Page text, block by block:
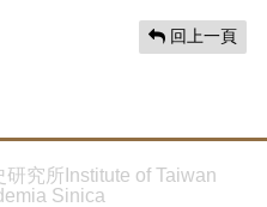
回上一頁
究所Institute of Taiwan
Sinica